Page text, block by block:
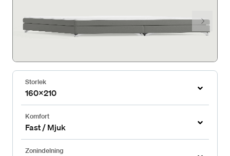
Storlek
160x210
Komfort
Fast / Mjuk
Zonindelning